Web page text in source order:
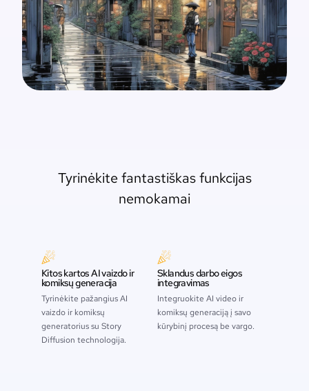
Tyrinėkite fantastiškas funkcijas
nemokamai
Kitos kartos AI vaizdo ir
komiksų generacija
Tyrinėkite pažangius AI
vaizdo ir komiksų
generatorius su Story
Diffusion technologija.
Sklandus darbo eigos
integravimas
Integruokite AI video ir
komiksų generaciją į savo
kūrybinį procesą be vargo.